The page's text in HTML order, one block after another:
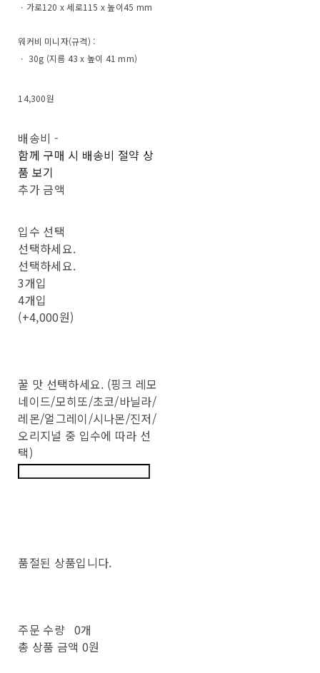
ㆍ가로120 x 세로115 x 높이45 mm
워커비 미니자(규격) :
ㆍ 30g (지름 43 x 높이 41 mm)
14,300원
배송비 -
함께 구매 시 배송비 절약 상
품 보기
추가 금액
입수 선택
선택하세요.
선택하세요.
3개입
4개입
(+4,000원)
꿀 맛 선택하세요. (핑크 레모
네이드/모히또/초코/바닐라/
레몬/얼그레이/시나몬/진저/
오리지널 중 입수에 따라 선
택)
품절된 상품입니다.
주문 수량 0개
총 상품 금액 0원